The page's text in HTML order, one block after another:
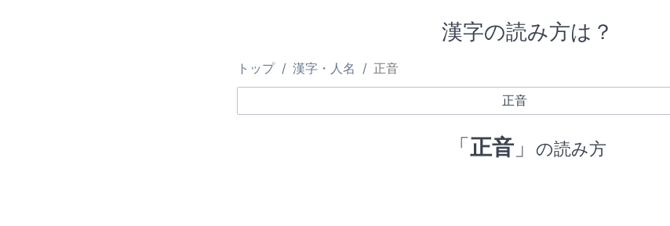
漢字の読み方は？
トップ 漢字・人名 正音
「正音 」 の読み方